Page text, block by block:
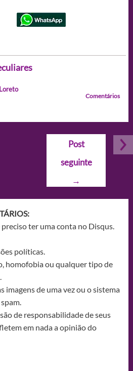
Comentários
Post
seguinte
→
ter uma conta no Disqus.
políticas.
homofobia ou qualquer tipo de
imagens de uma vez ou o sistema
de responsabilidade de seus
em nada a opinião do